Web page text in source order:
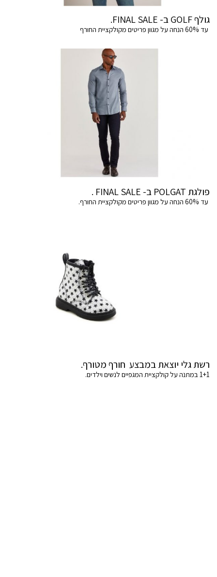
גולף GOLF ב- FINAL SALE.
עד 60% הנחה על מגוון פריטים מקולקציית החורף
פולגת POLGAT ב- FINAL SALE .
עד 60% הנחה על מגוון פריטים מקולקציית החורף.
רשת גלי יוצאת במבצע חורף מטורף.
1+1 במתנה על קולקציית המגפיים לנשים וילדים.